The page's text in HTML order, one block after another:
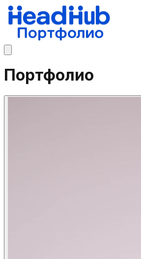
Портфолио